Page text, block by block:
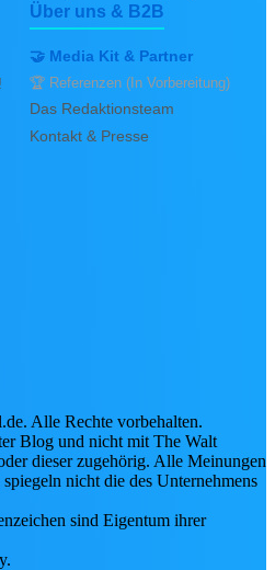
Über uns & B2B
🤝 Media Kit & Partner
🏆 Referenzen (In Vorbereitung)
Das Redaktionsteam
Kontakt & Presse
Alle Rechte vorbehalten.
Blog und nicht mit The Walt
dieser zugehörig. Alle Meinungen
nicht die des Unternehmens
sind Eigentum ihrer